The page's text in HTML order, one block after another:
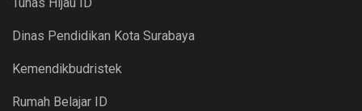
Dinas Pendidikan Kota Surabaya
Kemendikbudristek
Rumah Belajar ID